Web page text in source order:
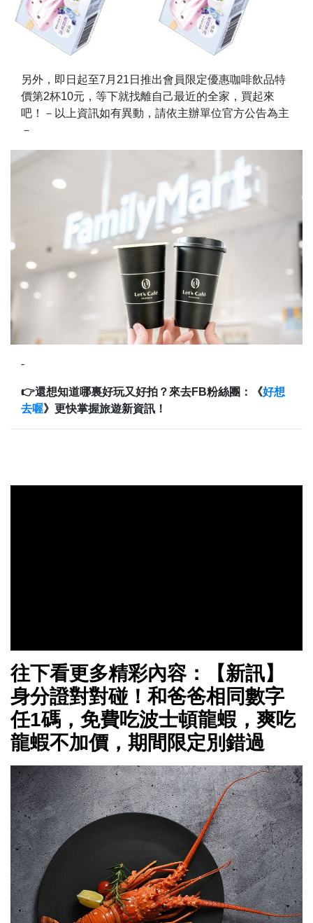
另外，即日起至7月21日推出會員限定優惠咖啡飲品特
價第2杯10元，等下就找離自己最近的全家，買起來
吧！－以上資訊如有異動，請依主辦單位官方公告為主
－
-
👉還想知道哪裏好玩又好拍？來去FB粉絲團：《好想
去喔》更快掌握旅遊新資訊！
往下看更多精彩內容：【新訊】
身分證對對碰！和爸爸相同數字
任1碼，免費吃波士頓龍蝦，爽吃
龍蝦不加價，期間限定別錯過